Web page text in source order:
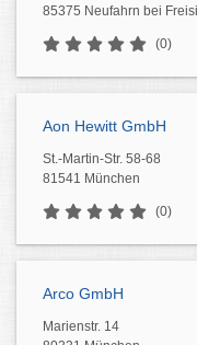
85375 Neufahrn bei
(0)
Aon Hewitt GmbH
St.-Martin-Str. 58-68
81541 München
(0)
Arco GmbH
Marienstr. 14